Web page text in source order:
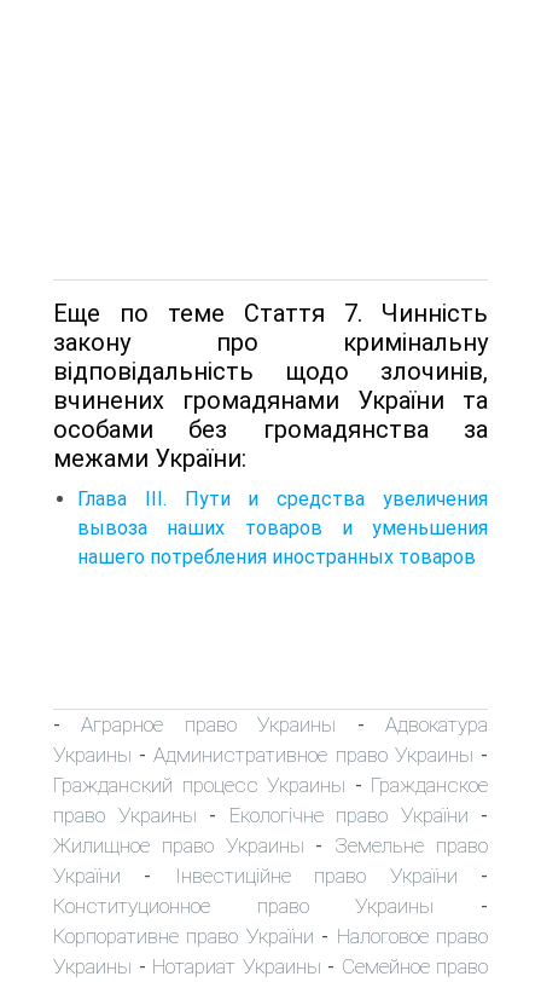
Еще по теме Стаття 7. Чинність
закону про кримінальну
відповідальність щодо злочинів,
вчинених громадянами України та
особами без громадянства за
межами України:
Глава III. Пути и средства увеличения
вывоза наших товаров и уменьшения
нашего потребления иностранных товаров
-Аграрное право Украины -Адвокатура
Украины -Административное право Украины -
Гражданский процесс Украины - Гражданское
право Украины - Екологічне право України -
Жилищное право Украины - Земельне право
України - Інвестиційне право України -
Конституционное право Украины -
Корпоративне право України - Налоговое право
Украины - Нотариат Украины - Семейное право